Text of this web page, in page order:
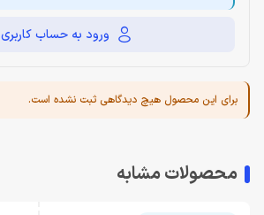
ورود به حساب کاربری
برای این محصول هیچ دیدگاهی ثبت نشده است.
محصولات مشابه